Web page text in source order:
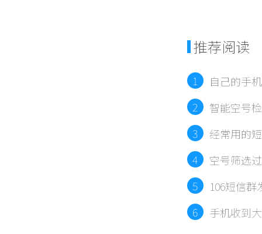
推荐阅读
1
自己的手
2
智能空号
3
经常用的
4
空号筛选
5
106短信
6
手机收到